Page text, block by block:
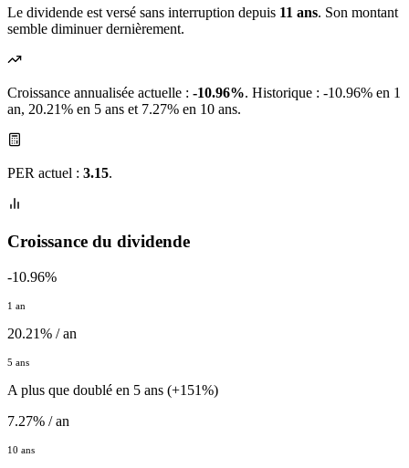
Le dividende est versé sans interruption depuis 11 ans. Son montant
semble diminuer dernièrement.
Croissance annualisée actuelle : -10.96%. Historique : -10.96% en 1
an, 20.21% en 5 ans et 7.27% en 10 ans.
PER actuel : 3.15.
Croissance du dividende
-10.96%
1 an
20.21% / an
5 ans
A plus que doublé en 5 ans (+151%)
7.27% / an
10 ans